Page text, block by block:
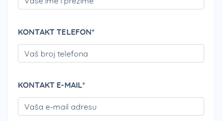
KONTAKT TELEFON*
KONTAKT E-MAIL*